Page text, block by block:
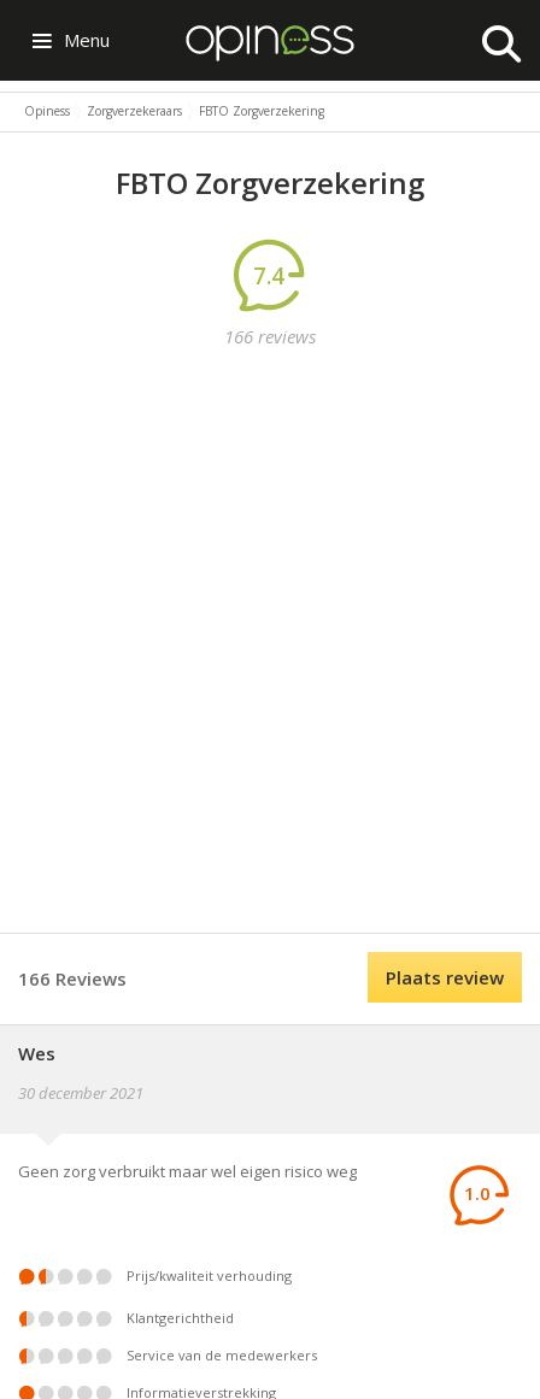
Menu
Opiness Zorgverzekeraars FBTO Zorgverzekering
FBTO Zorgverzekering
7.4
166 reviews
166 Reviews Plaats review
Wes
30 december 2021
Geen zorg verbruikt maar wel eigen risico weg
1.0
prijs/kwaliteit verhouding
klantgerichtheid
service van de medewerkers
informatieverstrekking